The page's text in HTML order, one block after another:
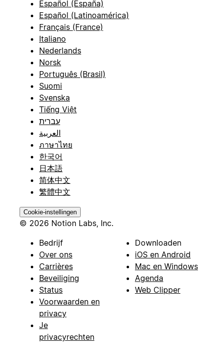
Español (España)
Español (Latinoamérica)
Français (France)
Italiano
Nederlands
Norsk
Português (Brasil)
Suomi
Svenska
Tiếng Việt
עברית
العربية
ภาษาไทย
한국어
日本語
简体中文
繁體中文
Cookie-instellingen
© 2026 Notion Labs, Inc.
Bedrijf
Over ons
Carrières
Beveiliging
Status
Voorwaarden en
privacy
Je
privacyrechten
Downloaden
iOS en Android
Mac en Windows
Agenda
Web Clipper